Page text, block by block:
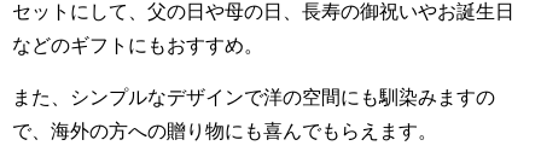
セットにして、父の日や母の日、長寿の御祝いやお誕生日
などのギフトにもおすすめ。
また、シンプルなデザインで洋の空間にも馴染みますの
で、海外の方への贈り物にも喜んでもらえます。